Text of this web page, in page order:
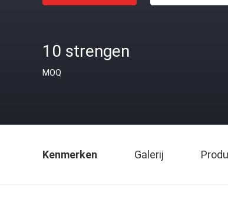
10 strengen
MOQ
Kenmerken Galerij